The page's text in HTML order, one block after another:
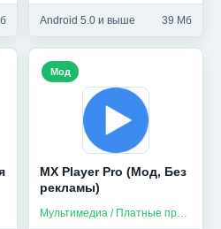
Android 5.0 и выше 39 Мб
MX Player Pro (Мод, Без
рекламы)
Мультимедиа / Платные приложения
Мод